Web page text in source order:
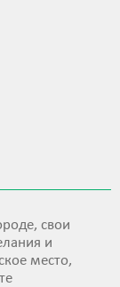
свои
и
место,